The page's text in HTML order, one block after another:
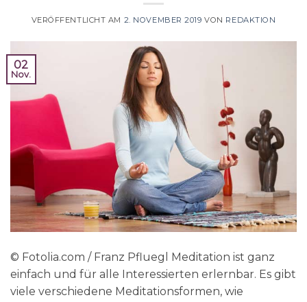
VERÖFFENTLICHT AM 2. NOVEMBER 2019 VON REDAKTION
02
Nov.
© Fotolia.com / Franz Pfluegl Meditation ist ganz
einfach und für alle Interessierten erlernbar. Es gibt
viele verschiedene Meditationsformen, wie